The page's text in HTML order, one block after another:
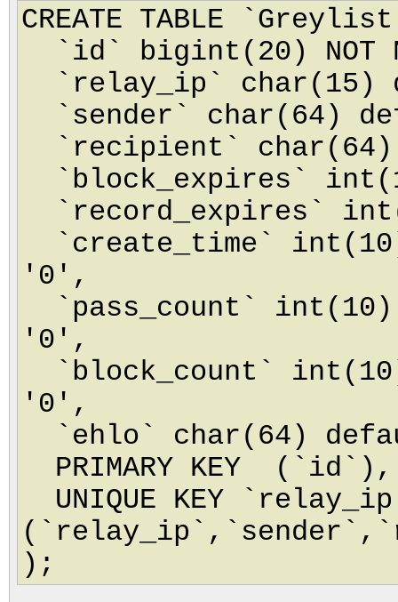
CREATE TABLE
`id` bigint(20) NOT
`relay_ip` char(15)
`sender` char(64)
`recipient` char(64)
`block_expires`
`record_expires`
`create_time` int(10)
'0',
`pass_count` int(10)
'0',
`block_count` int(10)
'0',
`ehlo` char(64)
PRIMARY KEY (`id`),
UNIQUE KEY
);